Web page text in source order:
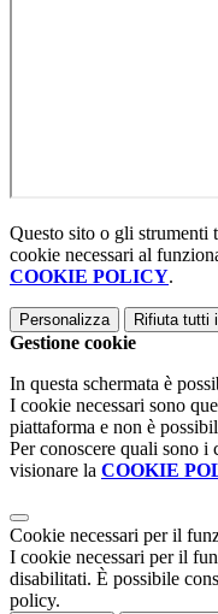
Questo sito o gli strumenti
cookie necessari al
COOKIE POLICY.
Personalizza Rifiuta tutti
Gestione cookie
In questa schermata è
I cookie necessari sono
piattaforma e non è
Per conoscere quali sono i
visionare la COOKIE
Cookie necessari per il
I cookie necessari per il
disabilitati. È possibile
policy.